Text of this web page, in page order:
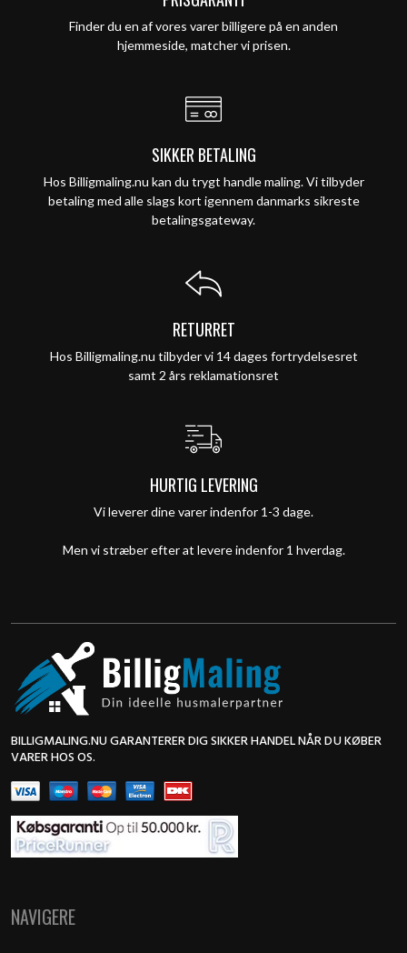
Finder du en af vores varer billigere på en anden
hjemmeside, matcher vi prisen.
SIKKER BETALING
Hos Billigmaling.nu kan du trygt handle maling. Vi tilbyder
betaling med alle slags kort igennem danmarks sikreste
betalingsgateway.
RETURRET
Hos Billigmaling.nu tilbyder vi 14 dages fortrydelsesret
samt 2 års reklamationsret
HURTIG LEVERING
Vi leverer dine varer indenfor 1-3 dage.
Men vi stræber efter at levere indenfor 1 hverdag.
BILLIGMALING.NU GARANTERER DIG SIKKER HANDEL NÅR DU KØBER
VARER HOS OS.
NAVIGERE